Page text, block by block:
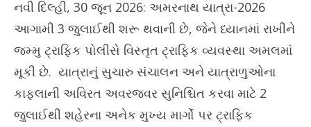
નવી દિલ્હી, 30 જૂન 2026: અમરનાથ યાત્રા-2026
આગામી 3 જુલાઈથી શરૂ થવાની છે, જેને ધ્યાનમાં રાખીને
જમ્મુ ટ્રાફિક પોલીસે વિસ્તૃત ટ્રાફિક વ્યવસ્થા અમલમાં
મૂકી છે. યાત્રાનું સુચારુ સંચાલન અને યાત્રાળુઓના
કાફલાની અવિરત અવરજવર સુનિશ્ચિત કરવા માટે 2
જુલાઈથી શહેરના અનેક મુખ્ય માર્ગો પર ટ્રાફિક